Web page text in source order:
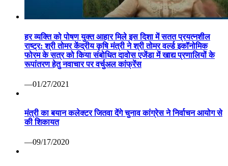
हर व्यक्ति को पोषण युक्त आहार मिले इस दिशा में सतत प्रयत्नशील
राष्ट्र: श्री तोमर केंद्रीय कृषि मंत्री ने श्री तोमर वर्ल्ड इकॉनोमिक
फोरम के सत्र को किया संबोधित दावोस एजेंडा में खाद्य प्रणालियों के
रूपांतरण हेतु नवाचार पर वर्चुअल कांफ्रेंस
—01/27/2021
मंत्री का बयान कलेक्टर जितवा देंगे चुनाव कांग्रेस ने निर्वाचन आयोग से
की शिकायत
—09/17/2020